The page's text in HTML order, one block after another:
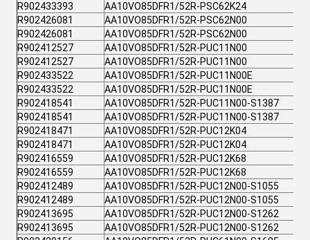
R902433393
AA10VO85DFR1/52R-PSC62K24
R902426081
AA10VO85DFR1/52R-PSC62N00
R902426081
AA10VO85DFR1/52R-PSC62N00
R902412527
AA10VO85DFR1/52R-PUC11N00
R902412527
AA10VO85DFR1/52R-PUC11N00
R902433522
AA10VO85DFR1/52R-PUC11N00E
R902433522
AA10VO85DFR1/52R-PUC11N00E
R902418541
AA10VO85DFR1/52R-PUC11N00-S1387
R902418541
AA10VO85DFR1/52R-PUC11N00-S1387
R902418471
AA10VO85DFR1/52R-PUC12K04
R902418471
AA10VO85DFR1/52R-PUC12K04
R902416559
AA10VO85DFR1/52R-PUC12K68
R902416559
AA10VO85DFR1/52R-PUC12K68
R902412489
AA10VO85DFR1/52R-PUC12N00-S1055
R902412489
AA10VO85DFR1/52R-PUC12N00-S1055
R902413695
AA10VO85DFR1/52R-PUC12N00-S1262
R902413695
AA10VO85DFR1/52R-PUC12N00-S1262